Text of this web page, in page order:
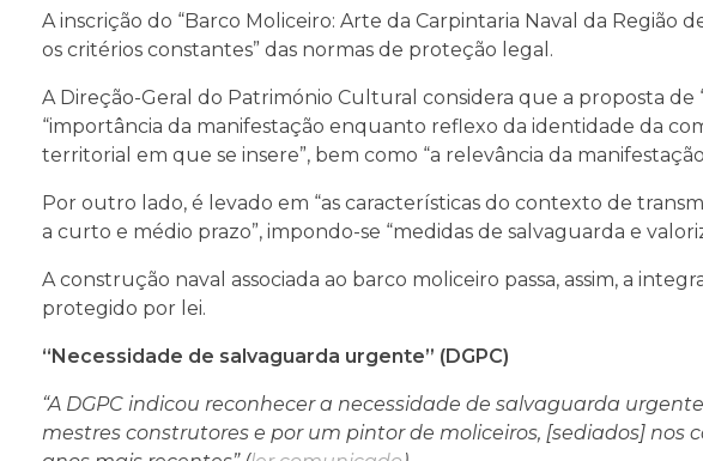
A inscrição do “Barco Moliceiro: Arte da Carpintaria Naval da
os critérios constantes” das normas de proteção legal.
A Direção-Geral do Património Cultural considera que a proposta
“importância da manifestação enquanto reflexo da identidade da
territorial em que se insere”, bem como “a relevância da
Por outro lado, é levado em “as características do contexto de
a curto e médio prazo”, impondo-se “medidas de salvaguarda e
A construção naval associada ao barco moliceiro passa, assim, a
protegido por lei.
“Necessidade de salvaguarda urgente” (DGPC)
“A DGPC indicou reconhecer a necessidade de salvaguarda
mestres construtores e por um pintor de moliceiros, [sediados]